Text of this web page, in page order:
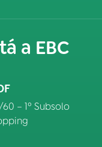
a EBC
– 1º Subsolo